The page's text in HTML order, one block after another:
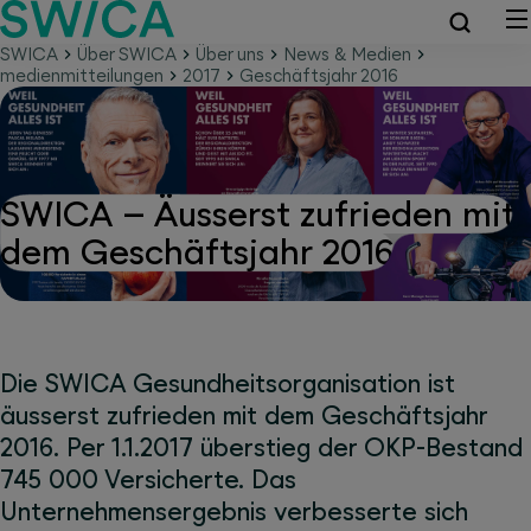
SWICA Über SWICA Über uns
News & Medien
medienmitteilungen
2017 Geschäftsjahr 2016
SWICA – Äusserst zufrieden mit
dem Geschäftsjahr 2016
Die SWICA Gesundheitsorganisation ist
äusserst zufrieden mit dem Geschäftsjahr
2016. Per 1.1.2017 überstieg der OKP-Bestand
745 000 Versicherte. Das
Unternehmensergebnis verbesserte sich